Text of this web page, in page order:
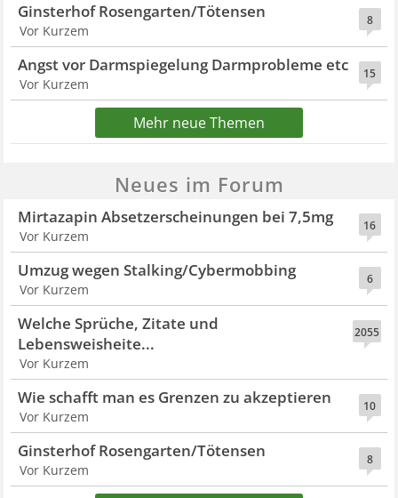
8
Ginsterhof Rosengarten/Tötensen
Vor Kurzem
15
Angst vor Darmspiegelung Darmprobleme etc
Vor Kurzem
Mehr neue Themen
Neues im Forum
16
Mirtazapin Absetzerscheinungen bei 7,5mg
Vor Kurzem
6
Umzug wegen Stalking/Cybermobbing
Vor Kurzem
2055
Welche Sprüche, Zitate und
Lebensweisheite...
Vor Kurzem
10
Wie schafft man es Grenzen zu akzeptieren
Vor Kurzem
8
Ginsterhof Rosengarten/Tötensen
Vor Kurzem